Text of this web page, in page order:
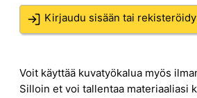
Kirjaudu sisään tai rekisteröidy
Voit käyttää kuvatyökalua myös
Silloin et voi tallentaa materiaaliasi